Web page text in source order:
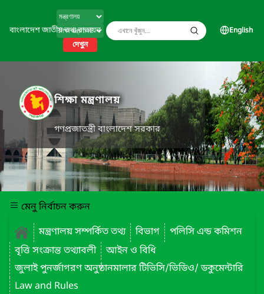
বাংলাদেশ জাতীয় তথ্য বাতায়ন
দেখুন
English
শিক্ষা মন্ত্রণালয়
গণপ্রজাতন্ত্রী বাংলাদেশ সরকার
মেনু নির্বাচন করুন
মন্ত্রণালয় সম্পর্কিত তথ্য
বিভাগ
পলিসি এন্ড কমিশন
বৃত্তি সংক্রান্ত তথ্যাবলী
আইন ও বিধি
জুলাই পুনর্জাগরণ অনুষ্ঠানমালার টিভিসি/ভিডিও/ ডকুমেন্টারি
Law and Rules